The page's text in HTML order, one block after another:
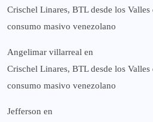
Crischel Linares, BTL desde los
consumo masivo venezolano
Angelimar villarreal en
Crischel Linares, BTL desde los
consumo masivo venezolano
Jefferson en